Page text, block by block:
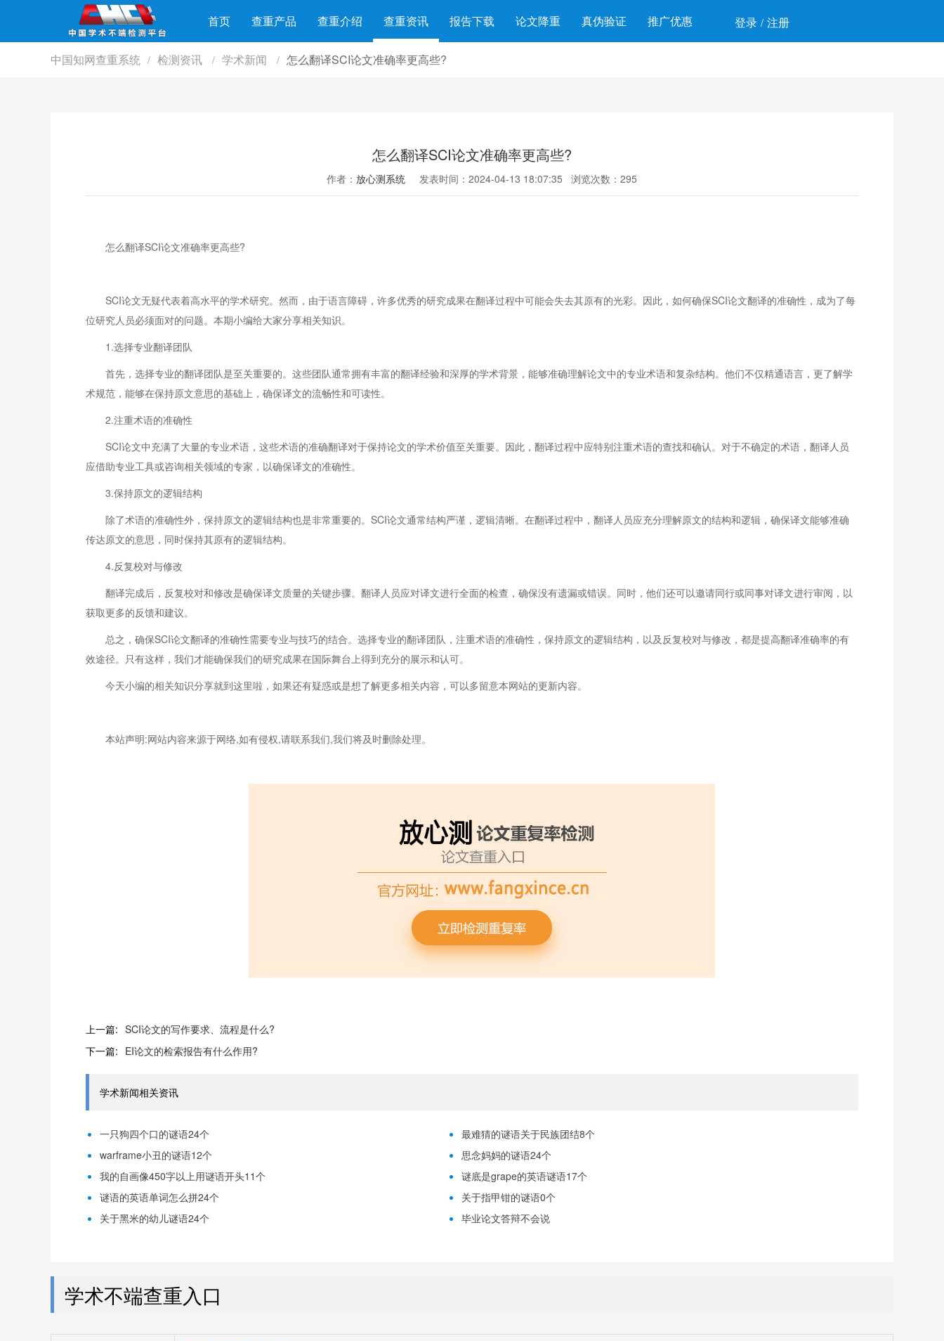
首页 查重产品 查重介绍 查重资讯 报告下载 论文降重 真伪验证 推广优惠 登录 / 注册
中国知网查重系统 / 检测资讯 / 学术新闻 / 怎么翻译SCI论文准确率更高些?
怎么翻译SCI论文准确率更高些?
作者： 放心测系统 发表时间：2024-04-13 18:07:35 浏览次数：295
怎么翻译SCI论文准确率更高些?
SCI论文无疑代表着高水平的学术研究。然而，由于语言障碍，许多优秀的研究成果在翻译过程中可能会失去其原有的光彩。因此，如何确保SCI论文翻译的准确性，成为了每
位研究人员必须面对的问题。本期小编给大家分享相关知识。
1.选择专业翻译团队
首先，选择专业的翻译团队是至关重要的。这些团队通常拥有丰富的翻译经验和深厚的学术背景，能够准确理解论文中的专业术语和复杂结构。他们不仅精通语言，更了解学
术规范，能够在保持原文意思的基础上，确保译文的流畅性和可读性。
2.注重术语的准确性
SCI论文中充满了大量的专业术语，这些术语的准确翻译对于保持论文的学术价值至关重要。因此，翻译过程中应特别注重术语的查找和确认。对于不确定的术语，翻译人员
应借助专业工具或咨询相关领域的专家，以确保译文的准确性。
3.保持原文的逻辑结构
除了术语的准确性外，保持原文的逻辑结构也是非常重要的。SCI论文通常结构严谨，逻辑清晰。在翻译过程中，翻译人员应充分理解原文的结构和逻辑，确保译文能够准确
传达原文的意思，同时保持其原有的逻辑结构。
4.反复校对与修改
翻译完成后，反复校对和修改是确保译文质量的关键步骤。翻译人员应对译文进行全面的检查，确保没有遗漏或错误。同时，他们还可以邀请同行或同事对译文进行审阅，以
获取更多的反馈和建议。
总之，确保SCI论文翻译的准确性需要专业与技巧的结合。选择专业的翻译团队，注重术语的准确性，保持原文的逻辑结构，以及反复校对与修改，都是提高翻译准确率的有
效途径。只有这样，我们才能确保我们的研究成果在国际舞台上得到充分的展示和认可。
今天小编的相关知识分享就到这里啦，如果还有疑惑或是想了解更多相关内容，可以多留意本网站的更新内容。
本站声明:网站内容来源于网络,如有侵权,请联系我们,我们将及时删除处理。
上一篇: SCI论文的写作要求、流程是什么?
下一篇: EI论文的检索报告有什么作用?
学术新闻相关资讯
一只狗四个口的谜语24个
最难猜的谜语关于民族团结8个
warframe小丑的谜语12个
思念妈妈的谜语24个
我的自画像450字以上用谜语开头11个
谜底是grape的英语谜语17个
谜语的英语单词怎么拼24个
关于指甲钳的谜语0个
关于黑米的幼儿谜语24个
毕业论文答辩不会说
学术不端查重入口